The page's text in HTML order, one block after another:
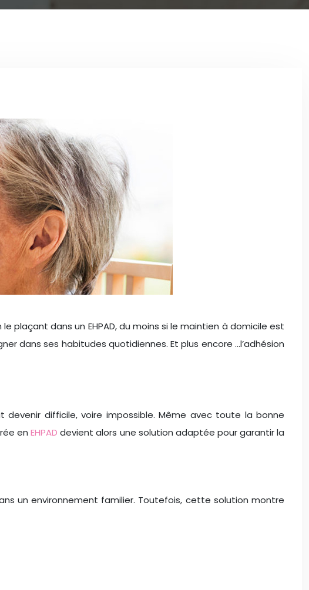
plaçant dans un EHPAD, du moins si le maintien à domicile est
dans ses habitudes quotidiennes. Et plus encore …l’adhésion
difficile, voire impossible. Même avec toute la bonne
enEHPAD devient alors une solution adaptée pour garantir la
un environnement familier. Toutefois, cette solution montre